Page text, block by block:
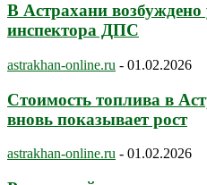
В Астрахани возбуждено
инспектора ДПС
astrakhan-online.ru - 01.02.2026
Стоимость топлива в
вновь показывает рост
astrakhan-online.ru - 01.02.2026